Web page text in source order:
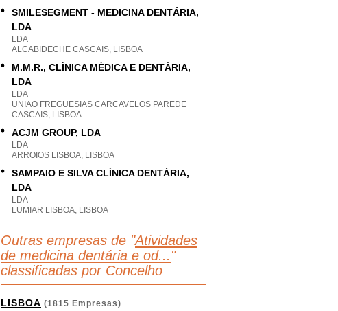
SMILESEGMENT - MEDICINA DENTÁRIA,
LDA
LDA
ALCABIDECHE CASCAIS, LISBOA
M.M.R., CLÍNICA MÉDICA E DENTÁRIA,
LDA
LDA
UNIAO FREGUESIAS CARCAVELOS PAREDE
CASCAIS, LISBOA
ACJM GROUP, LDA
LDA
ARROIOS LISBOA, LISBOA
SAMPAIO E SILVA CLÍNICA DENTÁRIA,
LDA
LDA
LUMIAR LISBOA, LISBOA
Outras empresas de "Atividades
de medicina dentária e od... "
classificadas por Concelho
LISBOA (1815 Empresas)